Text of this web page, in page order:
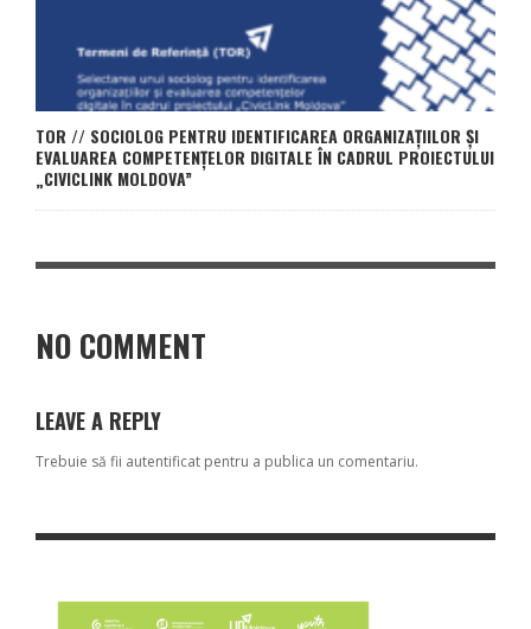
TOR // SOCIOLOG PENTRU IDENTIFICAREA ORGANIZAȚIILOR ȘI
EVALUAREA COMPETENȚELOR DIGITALE ÎN CADRUL PROIECTULUI
„CIVICLINK MOLDOVA”
NO COMMENT
LEAVE A REPLY
Trebuie să fii autentificat pentru a publica un comentariu.